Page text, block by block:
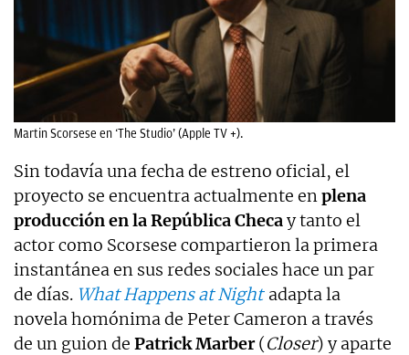
Martin Scorsese en ‘The Studio’ (Apple TV +).
Sin todavía una fecha de estreno oficial, el
proyecto se encuentra actualmente enplena
producción en la República Checay tanto el
actor como Scorsese compartieron la primera
instantánea en sus redes sociales hace un par
de días. What Happens at Night adapta la
novela homónima de Peter Cameron a través
de un guion de Patrick Marber(Closer) y aparte